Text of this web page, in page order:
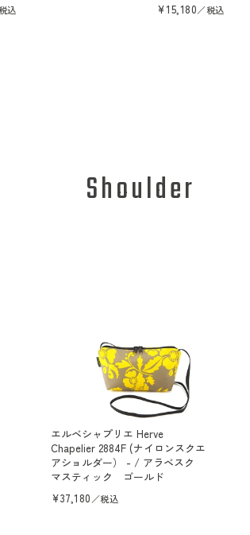
込
通
¥15,180／税込
Shoulder
エルベシャプリエ Herve
Chapelier 2884F (ナイロンスクエ
アショルダー） - / アラベスク
マスティック ゴールド
通
¥37,180 ／税込